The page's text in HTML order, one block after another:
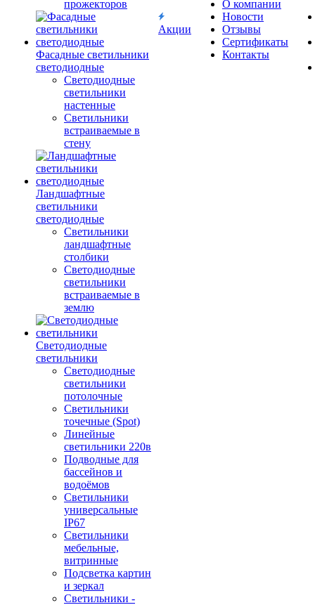
прожекторов
Фасадные светильники
светодиодные
Светодиодные
светильники
настенные
Светильники
встраиваемые в
стену
Ландшафтные
светильники
светодиодные
Светильники
ландшафтные
столбики
Светодиодные
светильники
встраиваемые в
землю
Светодиодные
светильники
Светодиодные
светильники
потолочные
Светильники
точечные (Spot)
Линейные
светильники 220в
Подводные для
бассейнов и
водоёмов
Светильники
универсальные
IP67
Светильники
мебельные,
витринные
Подсветка картин
и зеркал
Светильники -
Акции
О компании
Новости
Отзывы
Сертификаты
Контакты